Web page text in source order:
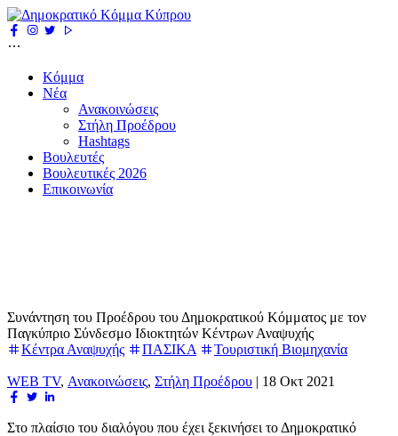
Κόμμα
Νέα
Ανακοινώσεις
Στήλη Προέδρου
Hashtags
Βουλευτές
Βουλευτικές 2026
Επικοινωνία
Συνάντηση του Προέδρου του Δημοκρατικού Κόμματος με τον
Παγκύπριο Σύνδεσμο Ιδιοκτητών Κέντρων Αναψυχής
Κέντρα Αναψυχής
ΠΑΣΙΚΑ Τουριστική Βιομηχανία
WEB TV, Ανακοινώσεις, Στήλη Προέδρου | 18 Οκτ 2021
Στο πλαίσιο του διαλόγου που έχει ξεκινήσει το Δημοκρατικό